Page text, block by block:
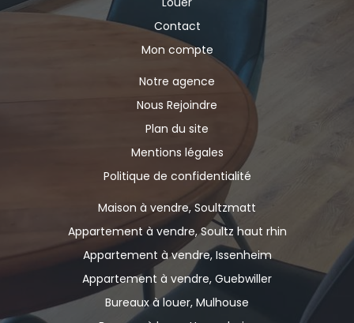
Contact
Mon compte
Notre agence
Nous Rejoindre
Plan du site
Mentions légales
Politique de confidentialité
Maison à vendre, Soultzmatt
Appartement à vendre, Soultz haut rhin
Appartement à vendre, Issenheim
Appartement à vendre, Guebwiller
Bureaux à louer, Mulhouse